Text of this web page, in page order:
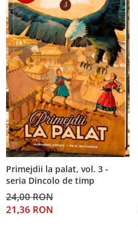
Primejdii la palat, vol. 3 -
seria Dincolo de timp
24,00 RON
21,36 RON